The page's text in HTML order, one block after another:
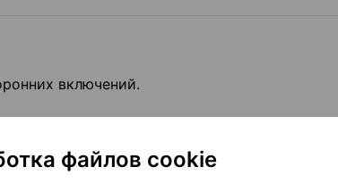
включений.
файлов cookie